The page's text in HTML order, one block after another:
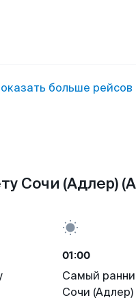
больше рейсов
Сочи (Адлер)
01:00
Самый
Сочи (Адлер)